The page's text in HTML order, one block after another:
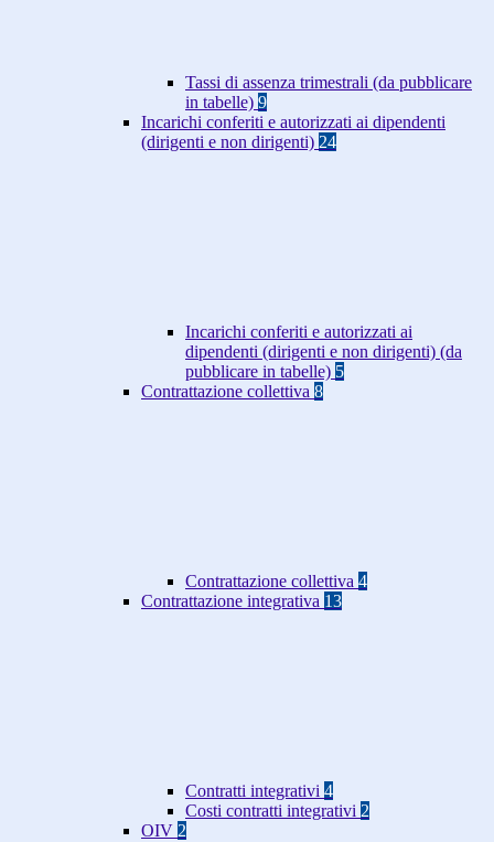
Tassi di assenza trimestrali (da pubblicare
in tabelle) 9
Incarichi conferiti e autorizzati ai dipendenti
(dirigenti e non dirigenti) 24
Incarichi conferiti e autorizzati ai
dipendenti (dirigenti e non dirigenti) (da
pubblicare in tabelle) 5
Contrattazione collettiva 8
Contrattazione collettiva 4
Contrattazione integrativa 13
Contratti integrativi 4
Costi contratti integrativi 2
OIV 2